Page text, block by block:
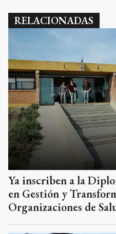
RELACIONADAS
Ya inscriben a la
en Gestión y
Organizaciones de